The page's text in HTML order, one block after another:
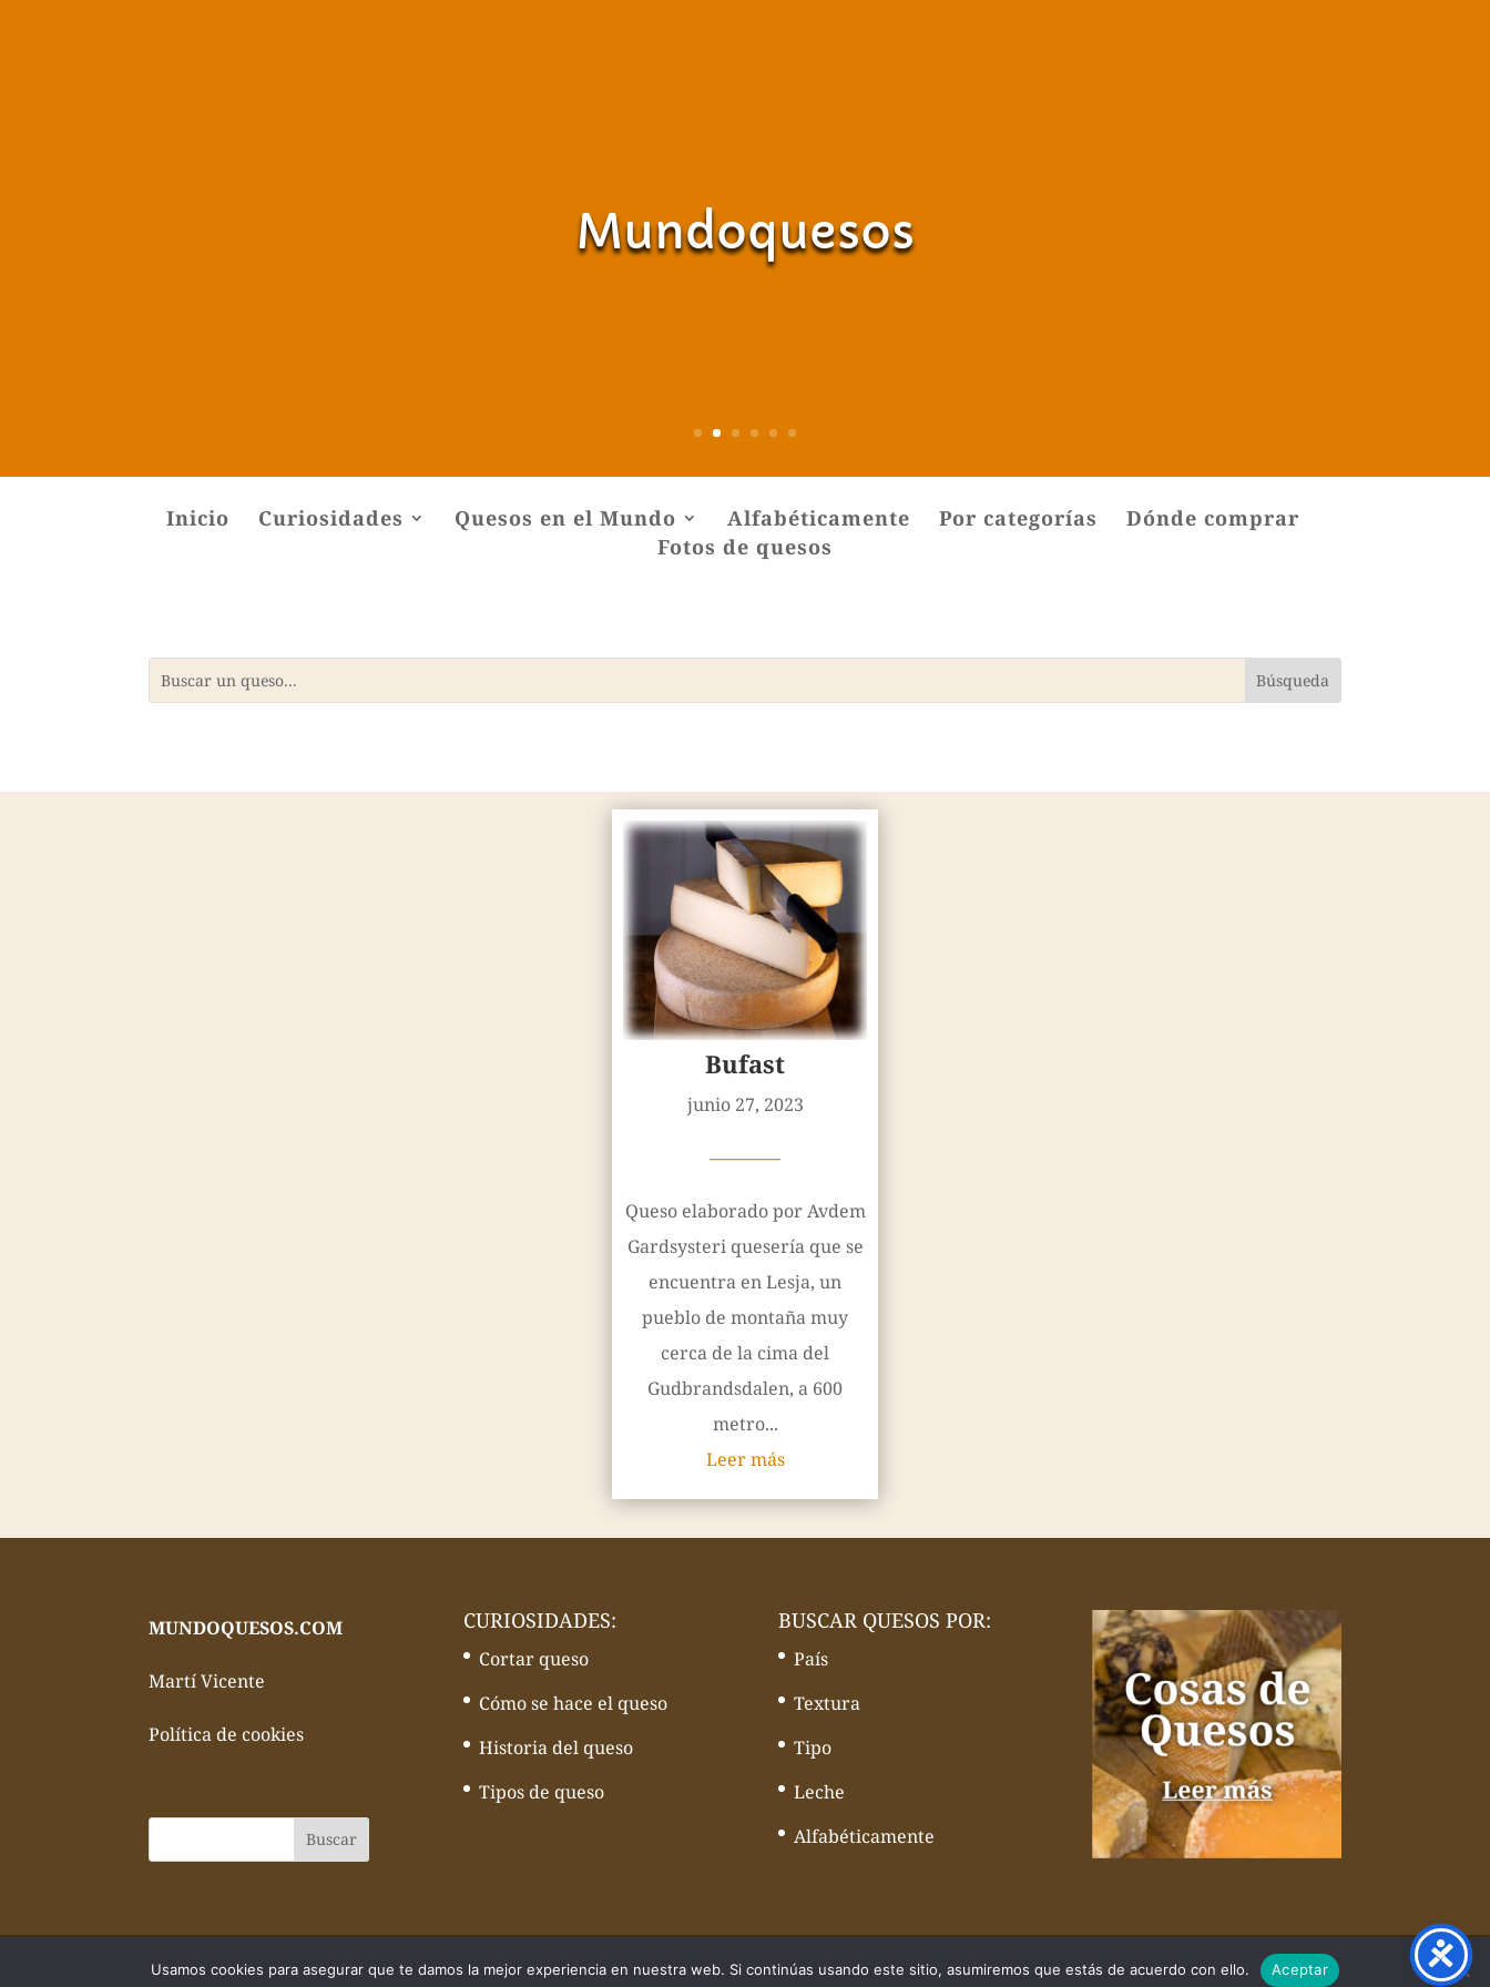
Mundoquesos
Inicio Curiosidades Quesos en el Mundo Alfabéticamente Por categorías
Dónde comprar
Fotos de quesos
Bufast
junio 27, 2023
————
Queso elaborado por Avdem
Gardsysteri quesería que se
encuentra en Lesja, un
pueblo de montaña muy
cerca de la cima del
Gudbrandsdalen, a 600
metro...
Leer más
MUNDOQUESOS.COM
Martí Vicente
Política de cookies
CURIOSIDADES:
Cortar queso
Cómo se hace el queso
Historia del queso
Tipos de queso
BUSCAR QUESOS POR:
País
Textura
Tipo
Leche
Alfabéticamente
© Todos los derechos reservados Mundoquesos - Web desarrollado porVolcànic Internet
Usamos cookies para asegurar que te damos la mejor experiencia en nuestra web. Si continúas usando este sitio, asumiremos que estás de acuerdo con ello. Aceptar